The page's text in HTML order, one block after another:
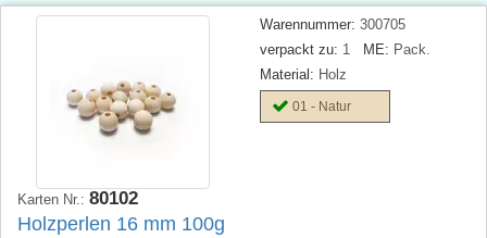
Warennummer: 300705
verpackt zu: 1 ME: Pack.
Material: Holz
01 - Natur
Karten Nr.: 80102
Holzperlen 16 mm 100g